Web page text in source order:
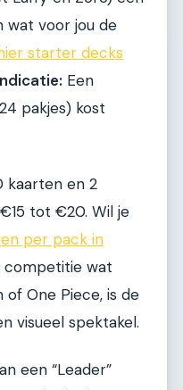
wat voor jou de
starter decks
Een
pakjes) kost
kaarten en 2
tot €20. Wil je
per pack in
competitie wat
of One Piece, is de
visueel spektakel.
een “Leader”